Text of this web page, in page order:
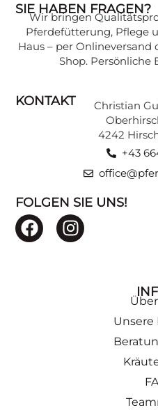
Wissen, das Ihr Pferd
Expertenwissen zu
Themen, verständlich
unserer
ZU DEN
SIE HABEN FRAGEN?
Wir bringen
Pferdefütterung, Pflege
Haus – per
Shop. Persönliche
KONTAKT
Christian
4242
+43
FOLGEN SIE UNS!
Unsere